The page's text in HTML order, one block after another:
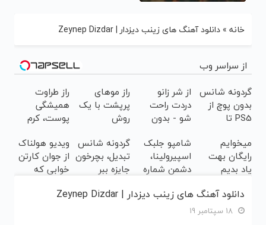
خانه » دانلود آهنگ های زینب دیزدار | Zeynep Dizdar
از سراسر وب
گردونه شانس
بدون پوچ از
PS5 تا
بیت کوین 🔥
از شر زانو
دردت راحت
شو - بدون
راز موهای
پرپشت با یک
روش
جلبک
اسپیرولینا)
راز طراوت
همیشگی
پوست، کرم
با
45%تخفیف
میخوایم
رایگان بهت
یاد بدیم
پولدارشی! باور
نداری
شامپو جلبک
اسپیرولینا،
دشمن شماره
مو!45%تخفیف
ویژه
گردونه شانس
تبدیل، بچرخون
جایزه ببر
ویدیو هولناک
از جوان کارتن
خوابی که
آموزش رایگان
دانلود آهنگ های زینب دیزدار | Zeynep Dizdar